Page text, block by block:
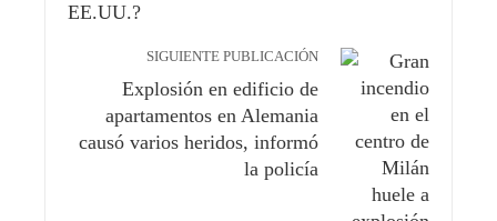
SIGUIENTE PUBLICACIÓN
Explosión en edificio de
apartamentos en Alemania
causó varios heridos, informó
la policía